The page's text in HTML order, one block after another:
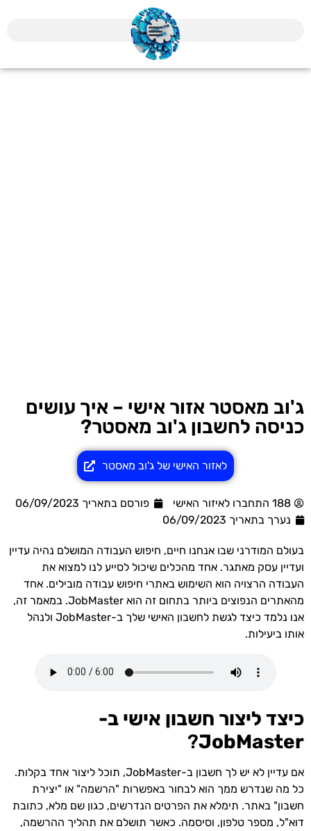
ג'וב מאסטר אזור אישי – איך עושים
כניסה לחשבון ג'וב מאסטר?
לאזור האישי של ג'וב מאסטר
188 התחברו לאיזור האישי
פורסם בתאריך 06/09/2023
נערך בתאריך 06/09/2023
בעולם המודרני שבו אנחנו חיים, חיפוש העבודה המושלם נהיה עדיין
ועדיין עסק מאתגר. אחד מהכלים שיכול לסייע לנו למצוא את
העבודה הרצויה הוא השימוש באתרי חיפוש עבודה מובילים. אחד
מהאתרים הנפוצים ביותר בתחום זה הוא JobMaster. במאמר זה,
אנו נלמד כיצד לגשת לחשבון האישי שלך ב-JobMaster ולנהל
אותו ביעילות.
כיצד ליצור חשבון אישי ב-
JobMaster
?
אם עדיין לא יש לך חשבון ב-JobMaster, תוכל ליצור אחד בקלות.
כל מה שנדרש ממך הוא לבחור באפשרות "הרשמה" או "יצירת
חשבון" באתר. תימלא את הפרטים הנדרשים, כגון שם מלא, כתובת
דוא"ל, מספר טלפון, וסיסמה. כאשר תושלם את תהליך ההרשמה,